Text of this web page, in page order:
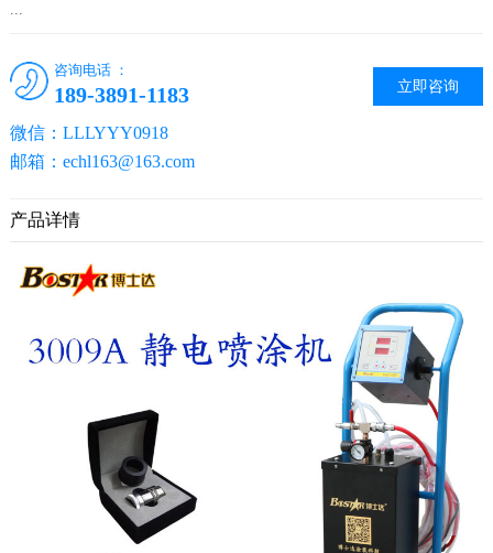
...
立即咨询
咨询电话 ：
189-3891-1183
微信：LLLYYY0918
邮箱：echl163@163.com
产品详情